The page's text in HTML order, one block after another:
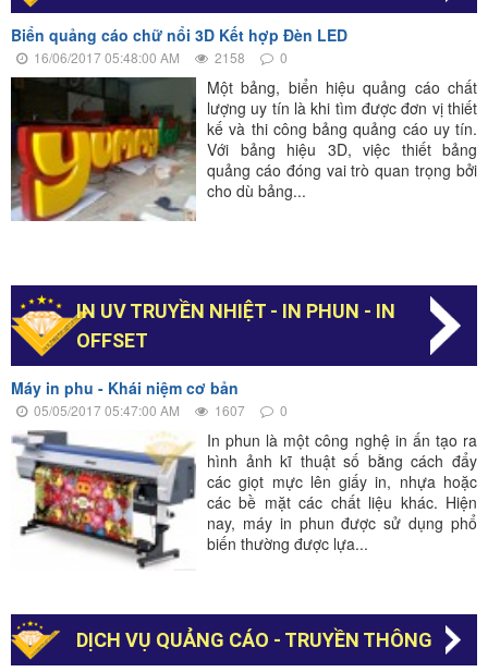
Biển quảng cáo chữ nổi 3D Kết hợp Đèn LED
16/06/2017 05:48:00 AM 2158 0
Một bảng, biển hiệu quảng cáo chất
lượng uy tín là khi tìm được đơn vị thiết
kế và thi công bảng quảng cáo uy tín.
Với bảng hiệu 3D, việc thiết bảng
quảng cáo đóng vai trò quan trọng bởi
cho dù bảng...
IN UV TRUYỀN NHIỆT - IN PHUN - IN
OFFSET
Máy in phu - Khái niệm cơ bản
05/05/2017 05:47:00 AM 1607 0
In phun là một công nghệ in ấn tạo ra
hình ảnh kĩ thuật số bằng cách đẩy
các giọt mực lên giấy in, nhựa hoặc
các bề mặt các chất liệu khác. Hiện
nay, máy in phun được sử dụng phổ
biến thường được lựa...
DỊCH VỤ QUẢNG CÁO - TRUYỀN THÔNG